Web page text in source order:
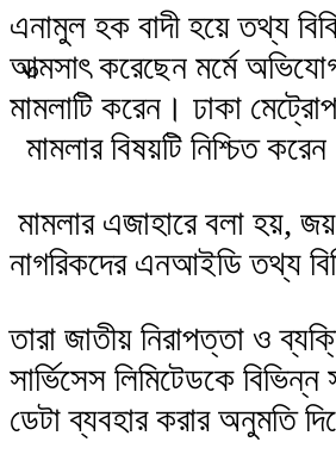
এনামুল হক বাদী হয়ে তথ্য
আত্মসাৎ করেছেন মর্মে
মামলাটি করেন। ঢাকা
মামলার বিষয়টি নিশ্চিত
মামলার এজাহারে বলা হয়,
নাগরিকদের এনআইডি তথ্য
তারা জাতীয় নিরাপত্তা ও
সার্ভিসেস লিমিটেডকে
ডেটা ব্যবহার করার অনুমতি